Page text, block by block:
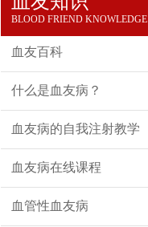
BLOOD FRIEND KNOWLEDGE
血友百科
什么是血友病？
血友病的自我注射教学
血友病在线课程
血管性血友病